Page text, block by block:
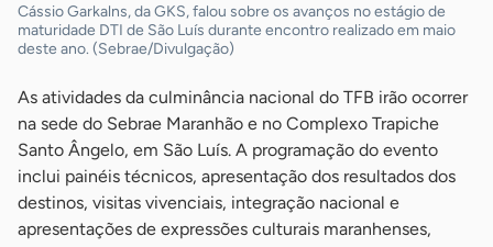
Cássio Garkalns, da GKS, falou sobre os avanços no estágio de
maturidade DTI de São Luís durante encontro realizado em maio
deste ano. (Sebrae/Divulgação)
As atividades da culminância nacional do TFB irão ocorrer
na sede do Sebrae Maranhão e no Complexo Trapiche
Santo Ângelo, em São Luís. A programação do evento
inclui painéis técnicos, apresentação dos resultados dos
destinos, visitas vivenciais, integração nacional e
apresentações de expressões culturais maranhenses,